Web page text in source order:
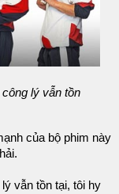
lý vẫn tồn
của bộ phim này
vẫn tồn tại, tôi hy